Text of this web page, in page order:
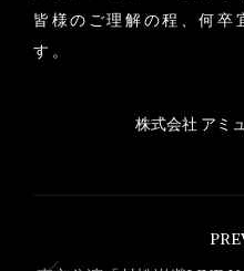
皆様のご理解の程、何卒
す。
株式会社 アミ